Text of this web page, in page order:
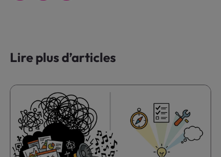
Lire plus d’articles